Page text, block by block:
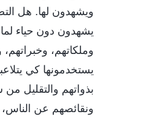
ويشهدون لها. هل
يشهدون دون حياء
وملكاتهم، وخبراتهم،
يستخدمونها كي
بذواتهم والتقليل
ونقائصهم عن